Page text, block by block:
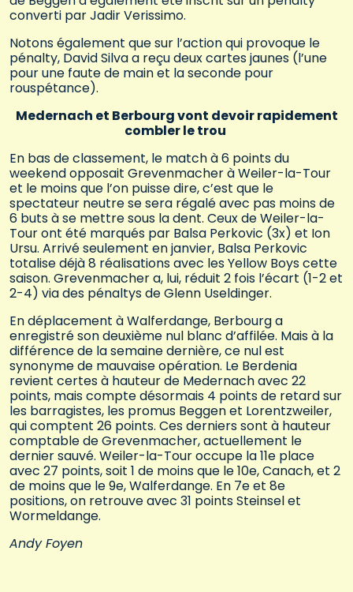
converti par Jadir Verissimo.
Notons également que sur l’action qui provoque le
pénalty, David Silva a reçu deux cartes jaunes (l’une
pour une faute de main et la seconde pour
rouspétance).
Medernach et Berbourg vont devoir rapidement
combler le trou
En bas de classement, le match à 6 points du
weekend opposait Grevenmacher à Weiler-la-Tour
et le moins que l’on puisse dire, c’est que le
spectateur neutre se sera régalé avec pas moins de
6 buts à se mettre sous la dent. Ceux de Weiler-la-
Tour ont été marqués par Balsa Perkovic (3x) et Ion
Ursu. Arrivé seulement en janvier, Balsa Perkovic
totalise déjà 8 réalisations avec les Yellow Boys cette
saison. Grevenmacher a, lui, réduit 2 fois l’écart (1-2 et
2-4) via des pénaltys de Glenn Useldinger.
En déplacement à Walferdange, Berbourg a
enregistré son deuxième nul blanc d’affilée. Mais à la
différence de la semaine dernière, ce nul est
synonyme de mauvaise opération. Le Berdenia
revient certes à hauteur de Medernach avec 22
points, mais compte désormais 4 points de retard sur
les barragistes, les promus Beggen et Lorentzweiler,
qui comptent 26 points. Ces derniers sont à hauteur
comptable de Grevenmacher, actuellement le
dernier sauvé. Weiler-la-Tour occupe la 11e place
avec 27 points, soit 1 de moins que le 10e, Canach, et 2
de moins que le 9e, Walferdange. En 7e et 8e
positions, on retrouve avec 31 points Steinsel et
Wormeldange.
Andy Foyen